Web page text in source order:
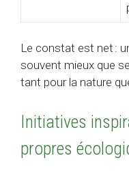
Le constat est net :
souvent mieux que
tant pour la nature
Initiatives
propres